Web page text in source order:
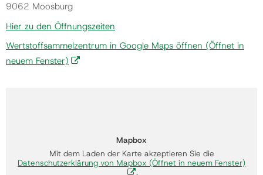
9062 Moosburg
Hier zu den Öffnungszeiten
Wertstoffsammelzentrum in Google Maps öffnen (Öffnet in
neuem Fenster)
Mapbox
Mit dem Laden der Karte akzeptieren Sie die
Datenschutzerklärung von Mapbox (Öffnet in neuem Fenster)
.